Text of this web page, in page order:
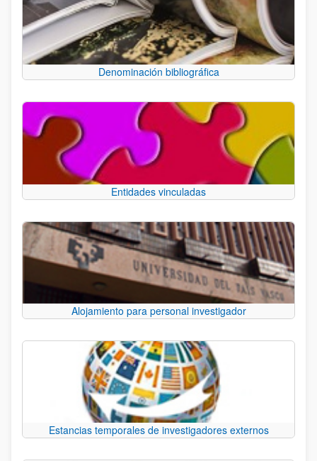
Denominación bibliográfica
Entidades vinculadas
Alojamiento para personal investigador
Estancias temporales de investigadores externos